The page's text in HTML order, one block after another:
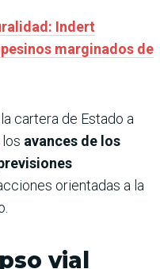
Indert
marginados de
cartera de Estado a
avances de los
orientadas a la
vial